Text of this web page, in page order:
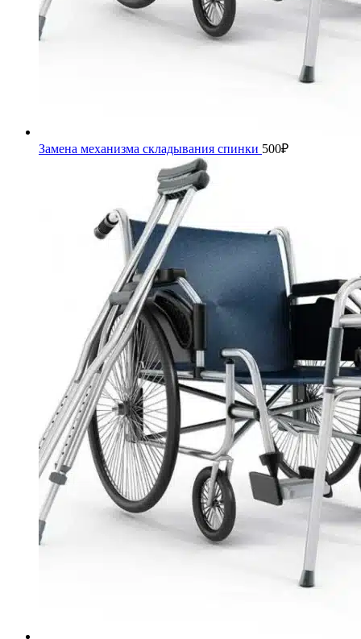
Замена механизма складывания спинки 500₽